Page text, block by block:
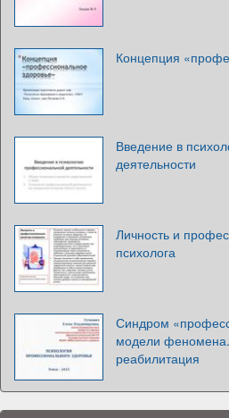
Концепция
Введение в
деятельности
Личность и
психолога
Синдром
модели
реабилитация